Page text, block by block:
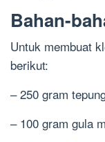
Bahan-
Untuk membuat
berikut:
– 250 gram
– 100 gram gula